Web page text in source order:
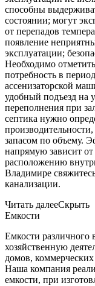
способны
состоянии; могут
от перепадов
появление
эксплуатации;
Необходимо
потребность в
ассенизаторской
удобный подъезд на
переполнения при
септика нужно
запасом по объему.
напрямую зависит
расположению
Владимире
канализации.
Читать далееСкрыть
Емкости
Емкости различного
хозяйственную
домов,
Наша компания
емкости, при